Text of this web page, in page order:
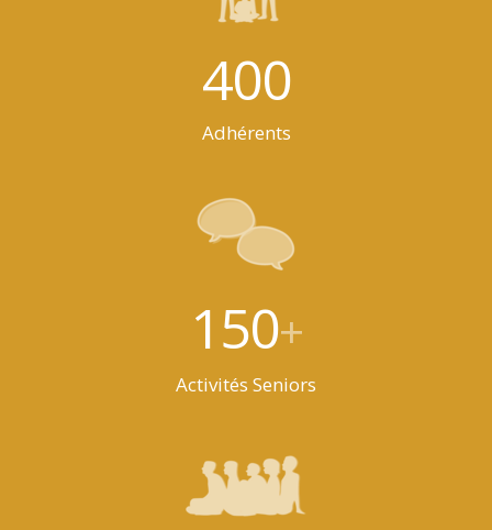
400
Adhérents
150+
Activités Seniors